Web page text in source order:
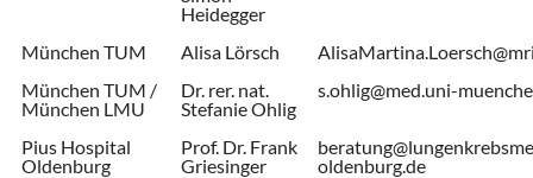
Heidegger
München TUM
Alisa Lörsch
München TUM /
München LMU
Dr. rer. nat.
Stefanie Ohlig
s.ohlig@med.uni-
Pius Hospital
Oldenburg
Prof. Dr. Frank
Griesinger
oldenburg.de